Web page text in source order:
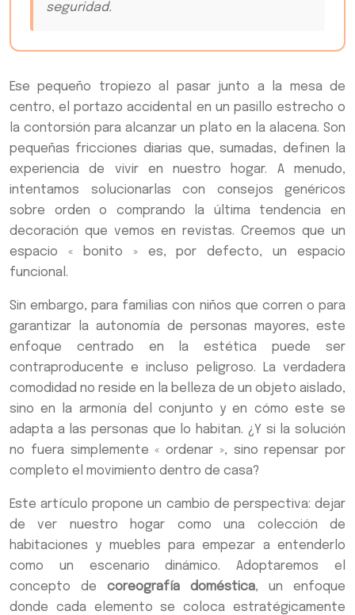
seguridad.
Ese pequeño tropiezo al pasar junto a la mesa de
centro, el portazo accidental en un pasillo estrecho o
la contorsión para alcanzar un plato en la alacena. Son
pequeñas fricciones diarias que, sumadas, definen la
experiencia de vivir en nuestro hogar. A menudo,
intentamos solucionarlas con consejos genéricos
sobre orden o comprando la última tendencia en
decoración que vemos en revistas. Creemos que un
espacio « bonito » es, por defecto, un espacio
funcional.
Sin embargo, para familias con niños que corren o para
garantizar la autonomía de personas mayores, este
enfoque centrado en la estética puede ser
contraproducente e incluso peligroso. La verdadera
comodidad no reside en la belleza de un objeto aislado,
sino en la armonía del conjunto y en cómo este se
adapta a las personas que lo habitan. ¿Y si la solución
no fuera simplemente « ordenar », sino repensar por
completo el movimiento dentro de casa?
Este artículo propone un cambio de perspectiva: dejar
de ver nuestro hogar como una colección de
habitaciones y muebles para empezar a entenderlo
como un escenario dinámico. Adoptaremos el
concepto de coreografía doméstica, un enfoque
donde cada elemento se coloca estratégicamente